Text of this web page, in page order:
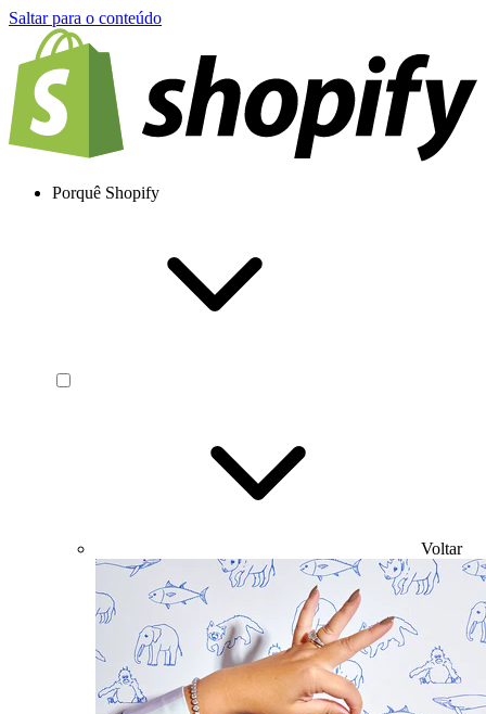
Saltar para o conteúdo
Porquê Shopify
Voltar